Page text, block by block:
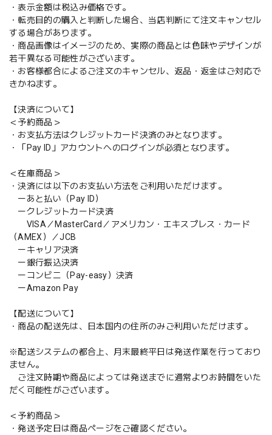
・表示金額は税込み価格です。
・転売目的の購入と判断した場合、当店判断にて注文キャンセル
する場合があります。
・商品画像はイメージのため、実際の商品とは色味やデザインが
若干異なる可能性がございます。
・お客様都合によるご注文のキャンセル、返品・返金はご対応で
きかねます。
【決済について】
＜予約商品＞
・お支払方法はクレジットカード決済のみとなります。
・「Pay ID」アカウントへのログインが必須となります。
＜在庫商品＞
・決済には以下のお支払い方法をご利用いただけます。
ーあと払い（Pay ID）
ークレジットカード決済
VISA／MasterCard／アメリカン・エキスプレス・カード
（AMEX）／JCB
ーキャリア決済
ー銀行振込決済
ーコンビニ（Pay-easy）決済
ーAmazon Pay
【配送について】
・商品の配送先は、日本国内の住所のみご利用いただけます。
※配送システムの都合上、月末最終平日は発送作業を行っており
ません。
ご注文時期や商品によっては発送までに通常よりお時間をいた
だく可能性がございます。
＜予約商品＞
・発送予定日は商品ページをご確認ください。